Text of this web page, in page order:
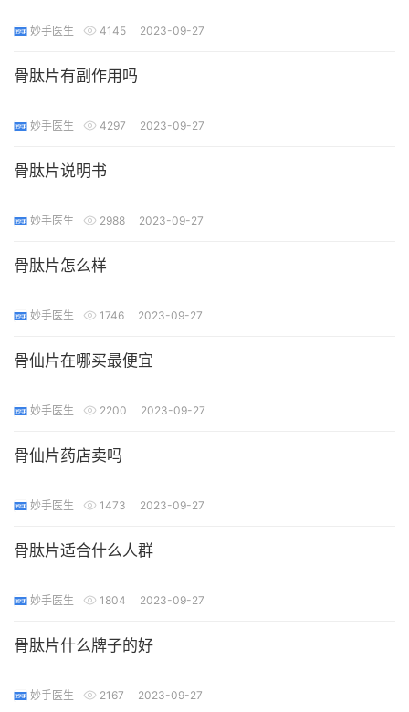
妙手医生 4145 2023-09-27
骨肽片有副作用吗
妙手医生 4297 2023-09-27
骨肽片说明书
妙手医生 2988 2023-09-27
骨肽片怎么样
妙手医生 1746 2023-09-27
骨仙片在哪买最便宜
妙手医生 2200 2023-09-27
骨仙片药店卖吗
妙手医生 1473 2023-09-27
骨肽片适合什么人群
妙手医生 1804 2023-09-27
骨肽片什么牌子的好
妙手医生 2167 2023-09-27